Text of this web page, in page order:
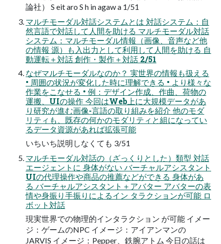
論社） S eit aro S h in agaw a 1/51
マルチモーダル対話システムとは 対話システム：自
然言語で対話して人間を助ける マルチモーダル対話
システム：マルチモーダル情報（画像、音声など他
の情報 源）も入出力として利用して人間を助ける 自
動運転＋対話 創作・製作＋対話 2/51
なぜマルチモーダルなのか？ 実世界の情報も扱える
• 周囲の状況が変化した時に理解できる • より様々な
作業をこなせる • 例：デザイン作成、作曲、荷物の
運搬、UIの操作 今回はWeb上に大規模データがあ
り研究が進む画像-言語の取り組みを紹介 他のモダ
リティも、既存の何かのモダリティと組になってい
るデータ資源があれば拡張可能
いちいち説明しなくても 3/51
マルチモーダル対話の（ざっくりとした）類型 対話
エージェントに 身体がない バーチャルアシスタント
UIの代理操作や商品の推薦などができる 身体があ
る バーチャルアシスタント＋アバター アバターの表
情や身振り手振りによるイン タラクションが可能 ロ
ボット対話
現実世界での物理的インタラクション が可能 イメー
ジ：ゲームのNPC イメージ：アイアンマンの
JARVIS イメージ：Pepper、鉄腕アトム 今日の話は